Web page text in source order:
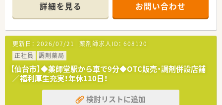
≪ こんな企業です ≫
◆年間休日110日、有休消化もしやすい環境です。メリハリをつ
けながらお仕事したい方にも最適です
◆大手チェーン薬局ならではの福利厚生が充実していますので、
産休育休制度や育児介護短時間勤務制度など、ライフスタイルの
変化にあわせて安心してお仕事を続けられる実績が多数ありま
す。
◆教育体制の他、明確な昇格基準を設けていますので、ご自身の
頑張りがはっきりと反映され、やりがいを持って取り組んでいく
ことができます。
詳細を見る お問い合わせ
更新日： 2026/07/21 薬剤師求人ID： 608120
正社員
調剤薬局
【仙台市】◆薬師堂駅から車で9分◆OTC販売・調剤併設店舗
／福利厚生充実！年休110日！
検討リストに追加